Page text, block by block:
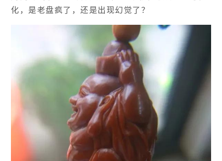
化，是老盘疯了，还是出现幻觉了？